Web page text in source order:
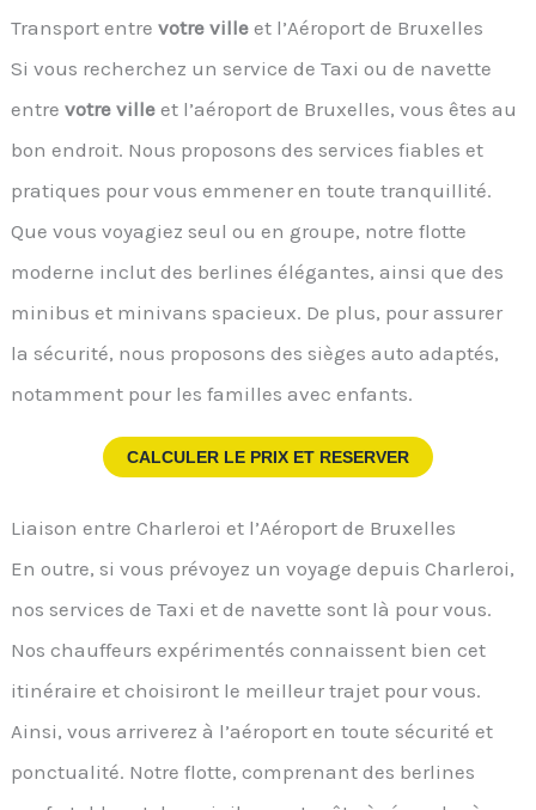
Transport entrevotre ville et l’Aéroport de Bruxelles
Si vous recherchez un service de Taxi ou de navette
entrevotre ville et l’aéroport de Bruxelles, vous êtes au
bon endroit. Nous proposons des services fiables et
pratiques pour vous emmener en toute tranquillité.
Que vous voyagiez seul ou en groupe, notre flotte
moderne inclut des berlines élégantes, ainsi que des
minibus et minivans spacieux. De plus, pour assurer
la sécurité, nous proposons des sièges auto adaptés,
notamment pour les familles avec enfants.
CALCULER LE PRIX ET RESERVER
Liaison entre Charleroi et l’Aéroport de Bruxelles
En outre, si vous prévoyez un voyage depuis Charleroi,
nos services de Taxi et de navette sont là pour vous.
Nos chauffeurs expérimentés connaissent bien cet
itinéraire et choisiront le meilleur trajet pour vous.
Ainsi, vous arriverez à l’aéroport en toute sécurité et
ponctualité. Notre flotte, comprenant des berlines